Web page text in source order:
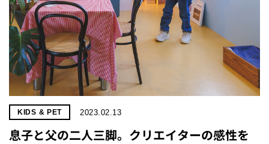
KIDS & PET 2023.02.13
息子と父の二人三脚。クリエイターの感性を